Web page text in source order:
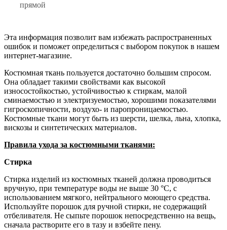
прямой
Эта информация позволит вам избежать распространенных
ошибок и поможет определиться с выбором покупок в нашем
интернет-магазине.
Костюмная ткань пользуется достаточно большим спросом.
Она обладает такими свойствами как высокой
износостойкостью, устойчивостью к стиркам, малой
сминаемостью и электризуемостью, хорошими показателями
гигроскопичности, воздухо- и паропроницаемостью.
Костюмные ткани могут быть из шерсти, шелка, льна, хлопка,
вискозы и синтетических материалов.
Правила ухода за костюмными тканями:
Стирка
Стирка изделий из костюмных тканей должна проводиться
вручную, при температуре воды не выше 30 °С, с
использованием мягкого, нейтрального моющего средства.
Используйте порошок для ручной стирки, не содержащий
отбеливателя. Не сыпьте порошок непосредственно на вещь,
сначала растворите его в тазу и взбейте пену.